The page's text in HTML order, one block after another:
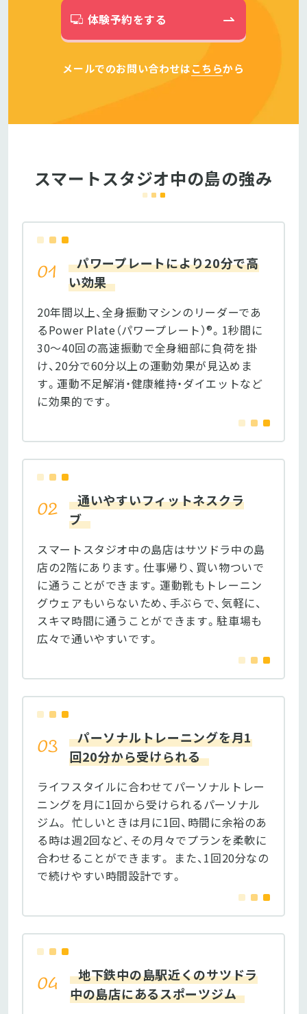
体験予約をする
メールでのお問い合わせはこちらから
スマートスタジオ中の島の強み
パワープレートにより20分で高
い効果
20年間以上、全身振動マシンのリーダーであ
るPower Plate（パワープレート）®。1秒間に
30〜40回の高速振動で全身細部に負荷を掛
け、20分で60分以上の運動効果が見込めま
す。運動不足解消・健康維持・ダイエットなど
に効果的です。
通いやすいフィットネスクラ
ブ
スマートスタジオ中の島店はサツドラ中の島
店の2階にあります。仕事帰り、買い物ついで
に通うことができます。運動靴もトレーニン
グウェアもいらないため、手ぶらで、気軽に、
スキマ時間に通うことができます。駐車場も
広々で通いやすいです。
パーソナルトレーニングを月1
回20分から受けられる
ライフスタイルに合わせてパーソナルトレー
ニングを月に1回から受けられるパーソナル
ジム。 忙しいときは月に1回、時間に余裕のあ
る時は週2回など、その月々でプランを柔軟に
合わせることができます。 また、1回20分なの
で続けやすい時間設計です。
地下鉄中の島駅近くのサツドラ
中の島店にあるスポーツジム